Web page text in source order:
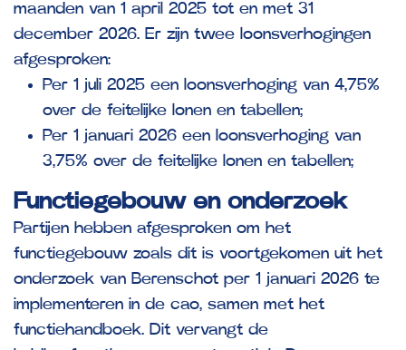
maanden van 1 april 2025 tot en met 31
december 2026. Er zijn twee loonsverhogingen
afgesproken:
Per 1 juli 2025 een loonsverhoging van 4,75%
over de feitelijke lonen en tabellen;
Per 1 januari 2026 een loonsverhoging van
3,75% over de feitelijke lonen en tabellen;
Functiegebouw en onderzoek
Partijen hebben afgesproken om het
functiegebouw zoals dit is voortgekomen uit het
onderzoek van Berenschot per 1 januari 2026 te
implementeren in de cao, samen met het
functiehandboek. Dit vervangt de